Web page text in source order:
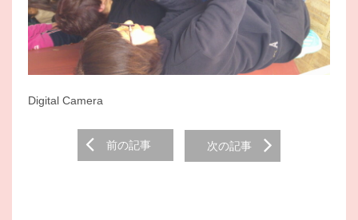
Digital Camera
navigation
前の記事 次の記事